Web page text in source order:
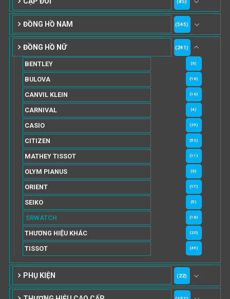
ĐỒNG HỒ NAM (545)
ĐỒNG HỒ NỮ (241)
BENTLEY (6)
BULOVA (16)
CANVIL KLEIN (10)
CARNIVAL (4)
CASIO (29)
CITIZEN (52)
MATHEY TISSOT (11)
OLYM PIANUS (6)
ORIENT (17)
SEIKO (5)
SRWATCH (16)
THƯƠNG HIỆU KHÁC (20)
TISSOT (49)
PHỤ KIỆN (22)